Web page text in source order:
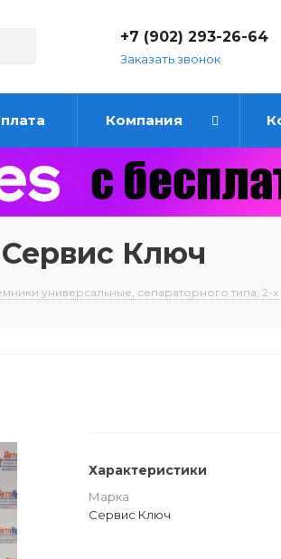
+7 (902) 293-26-64
Заказать звонок
Компания
Ключ
универсальные, сепараторного типа, 2-х
Характеристики
Марка
Сервис Ключ